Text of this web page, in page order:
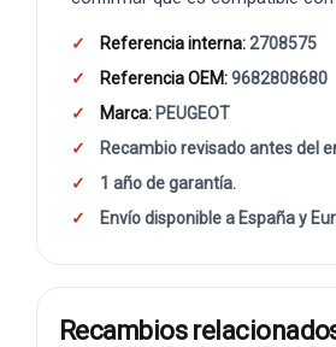
Referencia interna:2708575
Referencia OEM:9682808680
Marca: PEUGEOT
Recambio revisado antes del
1 año de garantía.
Envío disponible a España y
Recambios